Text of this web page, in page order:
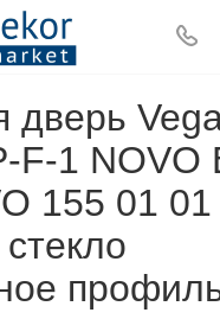
дверь
F-1 NOVO
155 01 01